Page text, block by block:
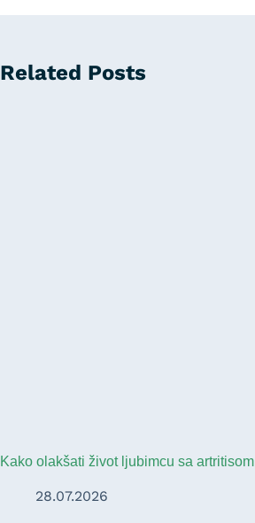
Related Posts
Kako olakšati život ljubimcu sa artritisom
28.07.2026